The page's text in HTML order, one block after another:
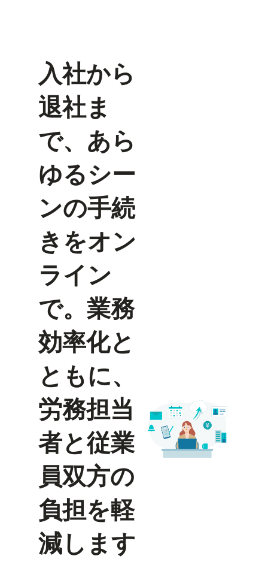
入社から
退社ま
で、あら
ゆるシー
ンの手続
きをオン
ライン
で。業務
効率化と
ともに、
労務担当
者と従業
員双方の
負担を軽
減します